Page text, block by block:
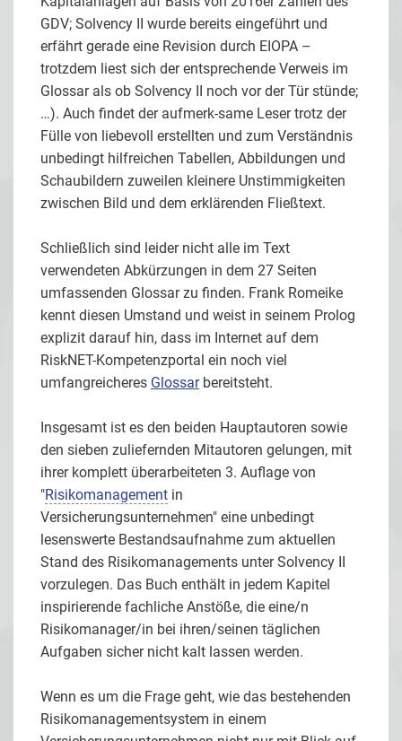
GDV; Solvency II wurde bereits eingeführt und
erfährt gerade eine Revision durch EIOPA –
trotzdem liest sich der entsprechende Verweis im
Glossar als ob Solvency II noch vor der Tür stünde;
…). Auch findet der aufmerk-same Leser trotz der
Fülle von liebevoll erstellten und zum Verständnis
unbedingt hilfreichen Tabellen, Abbildungen und
Schaubildern zuweilen kleinere Unstimmigkeiten
zwischen Bild und dem erklärenden Fließtext.
Schließlich sind leider nicht alle im Text
verwendeten Abkürzungen in dem 27 Seiten
umfassenden Glossar zu finden. Frank Romeike
kennt diesen Umstand und weist in seinem Prolog
explizit darauf hin, dass im Internet auf dem
RiskNET-Kompetenzportal ein noch viel
umfangreicheres Glossarbereitsteht.
Insgesamt ist es den beiden Hauptautoren sowie
den sieben zuliefernden Mitautoren gelungen, mit
ihrer komplett überarbeiteten 3. Auflage von
"Risikomanagement in
Versicherungsunternehmen" eine unbedingt
lesenswerte Bestandsaufnahme zum aktuellen
Stand des Risikomanagements unter Solvency II
vorzulegen. Das Buch enthält in jedem Kapitel
inspirierende fachliche Anstöße, die eine/n
Risikomanager/in bei ihren/seinen täglichen
Aufgaben sicher nicht kalt lassen werden.
Wenn es um die Frage geht, wie das bestehenden
Risikomanagementsystem in einem